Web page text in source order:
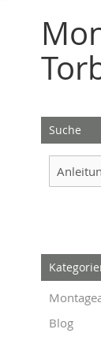
Suche
Blog